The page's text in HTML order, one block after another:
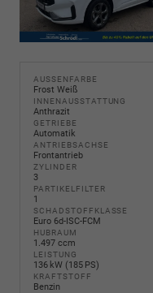
AUSSENFARBE
Frost Weiß
INNENAUSSTATTUNG
Anthrazit
GETRIEBE
Automatik
ANTRIEBSACHSE
Frontantrieb
ZYLINDER
3
PARTIKELFILTER
1
SCHADSTOFFKLASSE
Euro 6d-ISC-FCM
HUBRAUM
1.497 ccm
LEISTUNG
136 kW (185 PS)
KRAFTSTOFF
Benzin